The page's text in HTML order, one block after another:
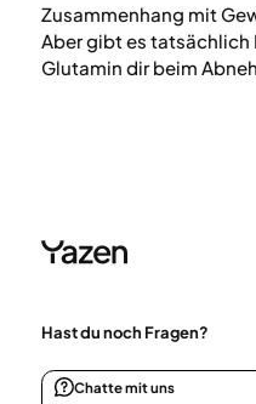
Zusammenhang mit
Aber gibt es tatsächlich
Glutamin dir beim
Hast du noch Fragen?
Chatte mit uns